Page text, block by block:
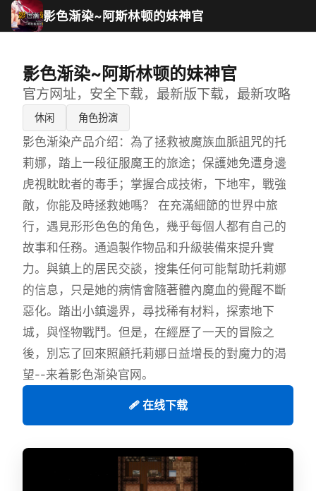
影色渐染~阿斯林顿的妹神官
影色渐染~阿斯林顿的妹神官
官方网址，安全下载，最新版下载，最新攻略
休闲 角色扮演
影色渐染产品介绍：為了拯救被魔族血脈詛咒的托
莉娜，踏上一段征服魔王的旅途；保護她免遭身邊
虎視眈眈者的毒手；掌握合成技術，下地牢，戰強
敵，你能及時拯救她嗎？ 在充滿細節的世界中旅
行，遇見形形色色的角色，幾乎每個人都有自己的
故事和任務。通過製作物品和升級裝備來提升實
力。與鎮上的居民交談，搜集任何可能幫助托莉娜
的信息，只是她的病情會隨著體內魔血的覺醒不斷
惡化。踏出小鎮邊界，尋找稀有材料，探索地下
城，與怪物戰鬥。但是，在經歷了一天的冒險之
後，別忘了回來照顧托莉娜日益增長的對魔力的渴
望--来着影色渐染官网。
🩹 在线下载